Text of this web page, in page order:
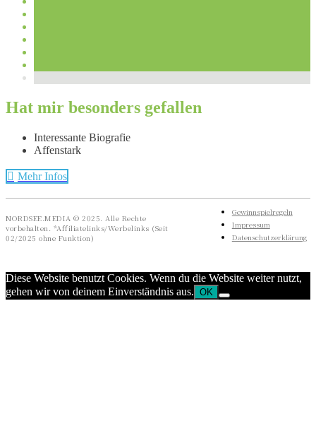
Hat mir besonders gefallen
Interessante Biografie
Affenstark
Mehr Infos
NORDSEE.MEDIA © 2025. Alle Rechte
vorbehalten. *Affiliatelinks/Werbelinks (Seit
02/2025 ohne Funktion)
Gewinnspielregeln
Impressum
Datenschutzerklärung
Diese Website benutzt Cookies. Wenn du die Website weiter nutzt,
gehen wir von deinem Einverständnis aus. OK